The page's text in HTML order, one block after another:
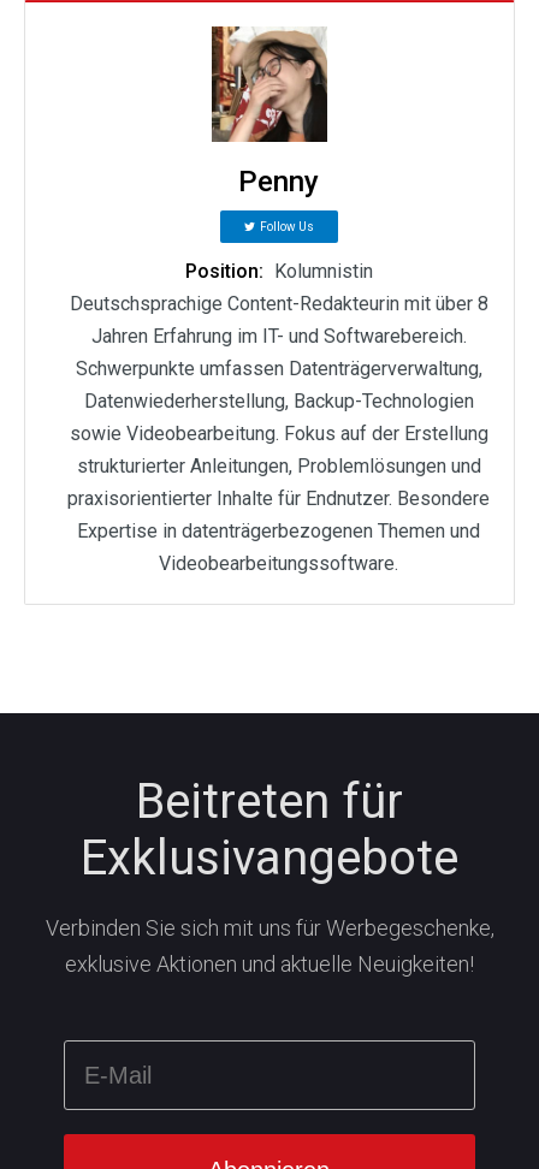
Penny
Follow Us
Position: Kolumnistin
Deutschsprachige Content-Redakteurin mit über 8
Jahren Erfahrung im IT- und Softwarebereich.
Schwerpunkte umfassen Datenträgerverwaltung,
Datenwiederherstellung, Backup-Technologien
sowie Videobearbeitung. Fokus auf der Erstellung
strukturierter Anleitungen, Problemlösungen und
praxisorientierter Inhalte für Endnutzer. Besondere
Expertise in datenträgerbezogenen Themen und
Videobearbeitungssoftware.
Beitreten für
Exklusivangebote
Verbinden Sie sich mit uns für Werbegeschenke,
exklusive Aktionen und aktuelle Neuigkeiten!